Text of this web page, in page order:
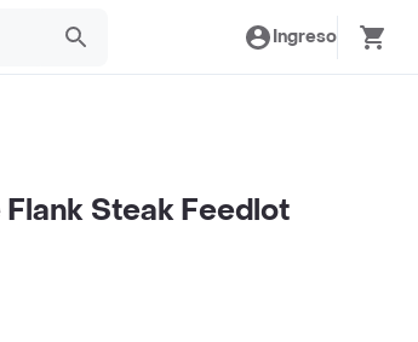
Ingreso
Steak Feedlot